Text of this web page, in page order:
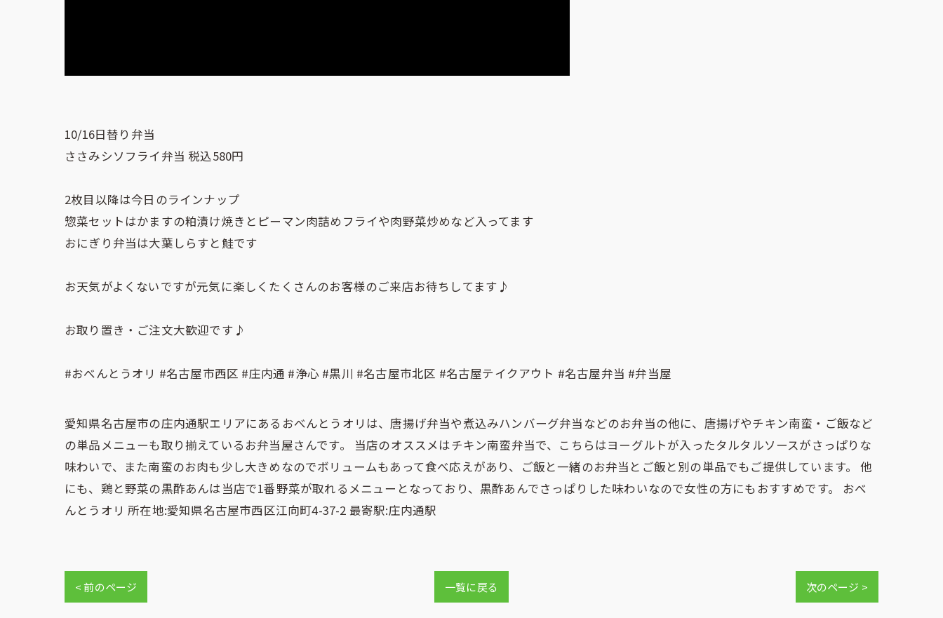
10/16日替り弁当
ささみシソフライ弁当 税込580円
2枚目以降は今日のラインナップ
惣菜セットはかますの粕漬け焼きとピーマン肉詰めフライや肉野菜炒めなど入ってます
おにぎり弁当は大葉しらすと鮭です
お天気がよくないですが元気に楽しくたくさんのお客様のご来店お待ちしてます♪
お取り置き・ご注文大歓迎です♪
#おべんとうオリ #名古屋市西区 #庄内通 #浄心 #黒川 #名古屋市北区 #名古屋テイクアウト #名古屋弁当 #弁当屋
愛知県名古屋市の庄内通駅エリアにあるおべんとうオリは、唐揚げ弁当や煮込みハンバーグ弁当などのお弁当の他に、唐揚げやチキン南蛮・ご飯など
の単品メニューも取り揃えているお弁当屋さんです。 当店のオススメはチキン南蛮弁当で、こちらはヨーグルトが入ったタルタルソースがさっぱりな
味わいで、また南蛮のお肉も少し大きめなのでボリュームもあって食べ応えがあり、ご飯と一緒のお弁当とご飯と別の単品でもご提供しています。 他
にも、鶏と野菜の黒酢あんは当店で1番野菜が取れるメニューとなっており、黒酢あんでさっぱりした味わいなので女性の方にもおすすめです。 おべ
んとうオリ 所在地:愛知県名古屋市西区江向町4-37-2 最寄駅:庄内通駅
< 前のページ 一覧に戻る 次のページ >